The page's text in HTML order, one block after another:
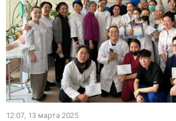
12:07, 13 марта 2025